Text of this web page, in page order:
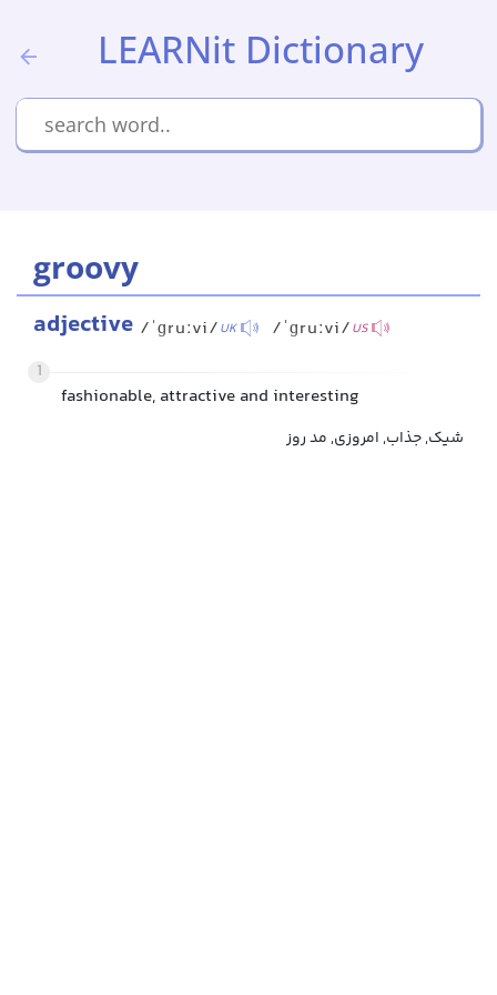
LEARNit Dictionary
groovy
adjective /ˈɡruːvi/UK /ˈɡruːvi/US
1
fashionable, attractive and interesting
شیک, جذاب, امروزی, مد روز